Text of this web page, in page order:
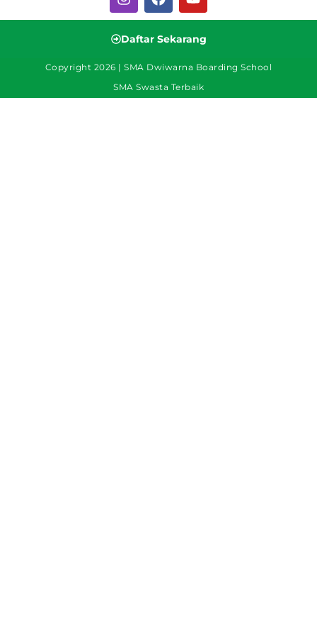
Daftar Sekarang
Copyright 2026 | SMA Dwiwarna Boarding School
SMA Swasta Terbaik